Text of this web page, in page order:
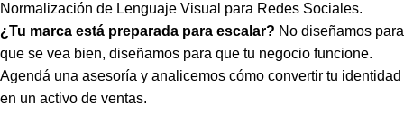
Normalización de Lenguaje Visual para Redes Sociales.
¿Tu marca está preparada para escalar? No diseñamos para
que se vea bien, diseñamos para que tu negocio funcione.
Agendá una asesoría y analicemos cómo convertir tu identidad
en un activo de ventas.